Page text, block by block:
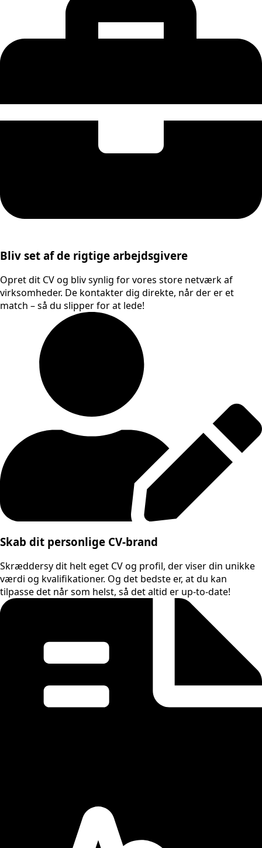
Bliv set af de rigtige arbejdsgivere
Opret dit CV og bliv synlig for vores store netværk af
virksomheder. De kontakter dig direkte, når der er et
match – så du slipper for at lede!
Skab dit personlige CV-brand
Skræddersy dit helt eget CV og profil, der viser din unikke
værdi og kvalifikationer. Og det bedste er, at du kan
tilpasse det når som helst, så det altid er up-to-date!